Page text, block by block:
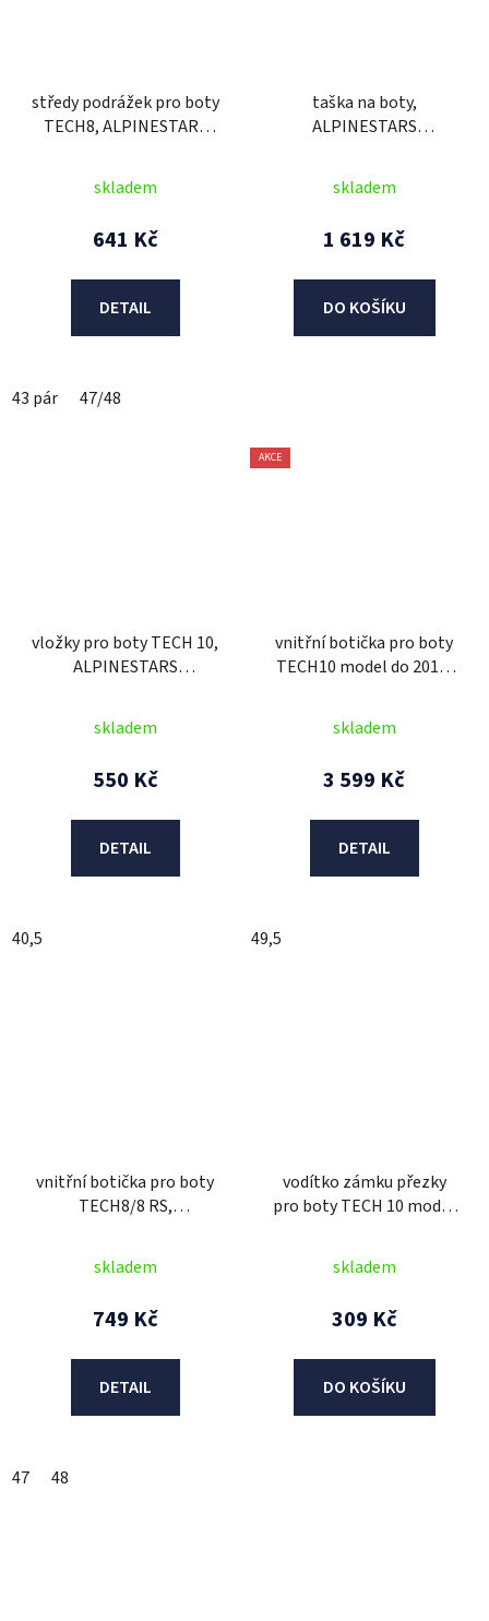
středy podrážek pro boty
TECH8, ALPINESTARS
skladem
641 Kč
DETAIL
43 pár 47/48
taška na boty,
ALPINESTARS
skladem
1 619 Kč
DO KOŠÍKU
vložky pro boty TECH 10,
ALPINESTARS
skladem
550 Kč
DETAIL
40,5
AKCE
vnitřní botička pro boty
TECH10 model do 2013,
skladem
3 599 Kč
DETAIL
49,5
vnitřní botička pro boty
TECH8/8 RS,
skladem
749 Kč
DETAIL
47 48
vodítko zámku přezky
pro boty TECH 10 model
skladem
309 Kč
DO KOŠÍKU